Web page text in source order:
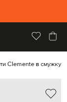
Clemente в смужку